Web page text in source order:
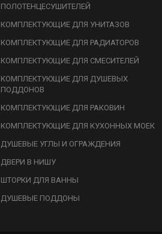
ПОЛОТЕНЦЕСУШИТЕЛЕЙ
КОМПЛЕКТУЮЩИЕ ДЛЯ УНИТАЗОВ
КОМПЛЕКТУЮЩИЕ ДЛЯ РАДИАТОРОВ
КОМПЛЕКТУЮЩИЕ ДЛЯ СМЕСИТЕЛЕЙ
КОМПЛЕКТУЮЩИЕ ДЛЯ ДУШЕВЫХ
ПОДДОНОВ
КОМПЛЕКТУЮЩИЕ ДЛЯ РАКОВИН
КОМПЛЕКТУЮЩИЕ ДЛЯ КУХОННЫХ МОЕК
ДУШЕВЫЕ УГЛЫ И ОГРАЖДЕНИЯ
ДВЕРИ В НИШУ
ШТОРКИ ДЛЯ ВАННЫ
ДУШЕВЫЕ ПОДДОНЫ